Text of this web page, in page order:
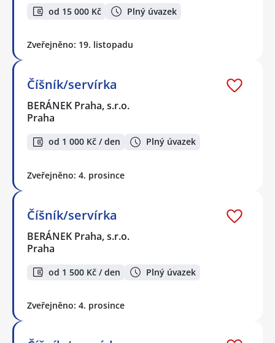
od 15 000 Kč Plný úvazek
Zveřejněno: 19. listopadu
Číšník/servírka
BERÁNEK Praha, s.r.o.
Praha
od 1 000 Kč / den Plný úvazek
Zveřejněno: 4. prosince
Číšník/servírka
BERÁNEK Praha, s.r.o.
Praha
od 1 500 Kč / den Plný úvazek
Zveřejněno: 4. prosince